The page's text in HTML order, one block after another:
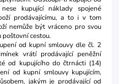
kupující náklady spojené
prodávajícímu, a to i v tom
nemůže být vráceno pro svou
cestou.
od kupní smlouvy dle čl. 2
vrátí prodávající peněžní
od kupujícího do čtrnácti (14)
od kupní smlouvy kupujícím,
jakým je prodávající od